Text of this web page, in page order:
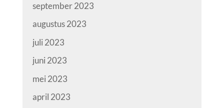
september 2023
augustus 2023
juli 2023
juni 2023
mei 2023
april 2023